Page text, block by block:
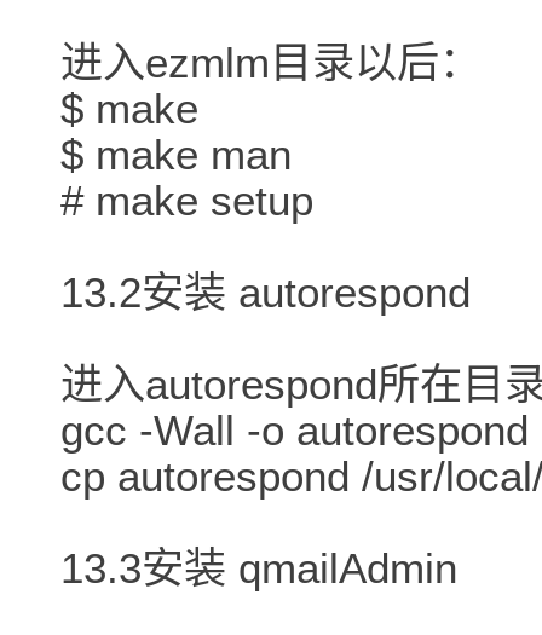
进入ezmlm目录以后：
$ make
$ make man
# make setup
13.2安装 autorespond
进入autorespond所在目
gcc -Wall -o
cp autorespond /usr/
13.3安装 qmailAdmin